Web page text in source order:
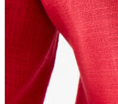
Erkek
Ceket
Kaban
Kazak
Pantolon
Sweatshirt
Gömlek